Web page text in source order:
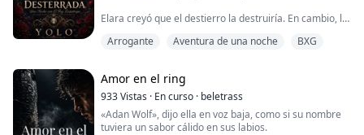
—Dime —dijo en v...
Elara creyó que el destierro la destruiría. En cambio, la
tacto quema, cuyas manos toman lo que desean, cuya
Pero ella es más que alguien común; es su pareja
destinada, su maldición, su obsesión. Unida por la
sangre, atrapada en un matrimonio que ninguno de los
dos qu...
Arrogante Aventura de una noche BXG
Amor en el ring
933Vistas · En curso · beletrass
«Adan Wolf», dijo ella en voz baja, como si su nombre
tuviera un sabor cálido en sus labios.